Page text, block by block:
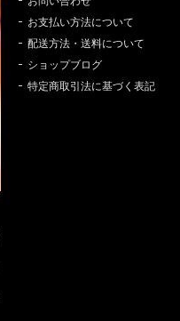
お支払い方法について
配送方法・送料について
ショップブログ
特定商取引法に基づく表記